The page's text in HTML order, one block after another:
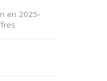
en 2025-